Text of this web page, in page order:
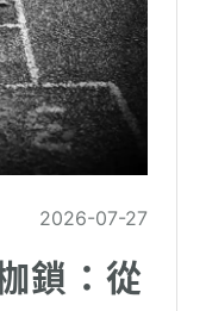
2026-07-27
鎖：從